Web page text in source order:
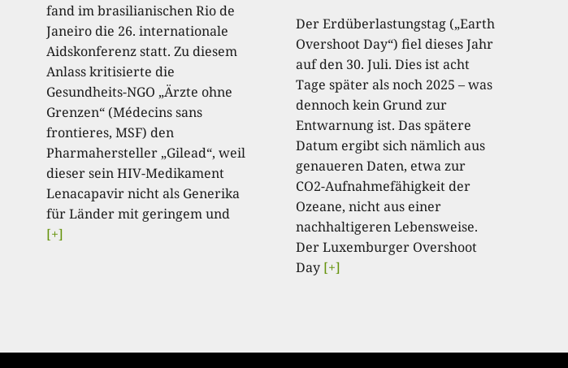
fand im brasilianischen Rio de
Janeiro die 26. internationale
Aidskonferenz statt. Zu diesem
Anlass kritisierte die
Gesundheits-NGO „Ärzte ohne
Grenzen“ (Médecins sans
frontieres, MSF) den
Pharmahersteller „Gilead“, weil
dieser sein HIV-Medikament
Lenacapavir nicht als Generika
für Länder mit geringem und
[+]
Der Erdüberlastungstag („Earth
Overshoot Day“) fiel dieses Jahr
auf den 30. Juli. Dies ist acht
Tage später als noch 2025 – was
dennoch kein Grund zur
Entwarnung ist. Das spätere
Datum ergibt sich nämlich aus
genaueren Daten, etwa zur
CO2-Aufnahmefähigkeit der
Ozeane, nicht aus einer
nachhaltigeren Lebensweise.
Der Luxemburger Overshoot
Day [+]